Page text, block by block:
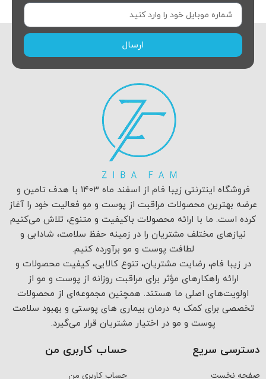
ارسال
فروشگاه اینترنتی زیبا فام از اسفند ماه ۱۴۰۳ با هدف تامین و
عرضه بهترین محصولات مراقبت از پوست و مو فعالیت خود را آغاز
کرده است. ما با ارائه محصولات باکیفیت و متنوع، تلاش می‌کنیم
نیازهای مختلف مشتریان را در زمینه حفظ سلامت، شادابی و
لطافت پوست و مو برآورده کنیم.
در زیبا فام، رضایت مشتریان، تنوع کالایی، کیفیت محصولات و
ارائه راهکارهای مؤثر برای مراقبت روزانه از پوست و مو از
اولویت‌های اصلی ما هستند. همچنین مجموعه‌ای از محصولات
تخصصی برای کمک به درمان بیماری های پوستی و بهبود سلامت
پوست و مو در اختیار مشتریان قرار می‌گیرد.
دسترسی سریع
صفحه نخست
حساب کاربری من
حساب کاربری من